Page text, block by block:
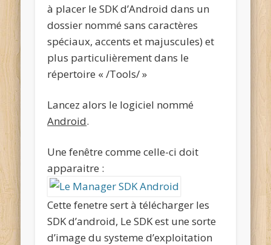
à placer le SDK d’Android dans un
dossier nommé sans caractères
spéciaux, accents et majuscules) et
plus particulièrement dans le
répertoire « /Tools/ »
Lancez alors le logiciel nommé
Android.
Une fenêtre comme celle-ci doit
apparaitre :
Cette fenetre sert à télécharger les
SDK d’android, Le SDK est une sorte
d’image du systeme d’exploitation